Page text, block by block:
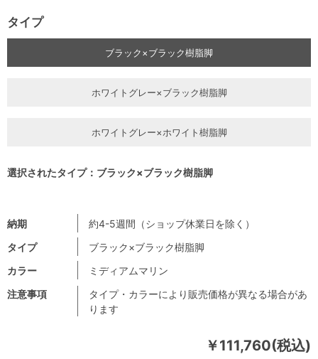
￥111,760(税込)
注意事項
タイプ・カラーにより販売価格が異なる場合があ
ります
納期
約4-5週間（ショップ休業日を除く）
タイプ
ブラック×ブラック樹脂脚
カラー
ミディアムマリン
タイプ
ブラック×ブラック樹脂脚
ホワイトグレー×ブラック樹脂脚
ホワイトグレー×ホワイト樹脂脚
選択されたタイプ：ブラック×ブラック樹脂脚